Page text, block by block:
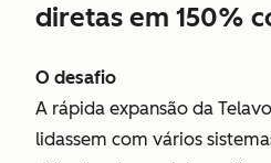
diretas em 150%
O desafio
A rápida expansão da
lidassem com vários